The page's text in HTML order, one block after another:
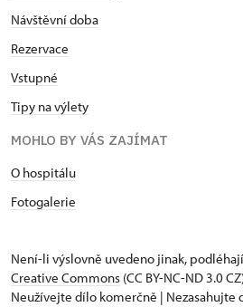
Návštěvní doba
Rezervace
Vstupné
Tipy na výlety
MOHLO BY VÁS ZAJÍMAT
O hospitálu
Fotogalerie
Není-li výslovně uvedeno jinak,
Creative Commons (CC BY-NC-ND 3.0
Neužívejte dílo komerčně | Nezasahujte